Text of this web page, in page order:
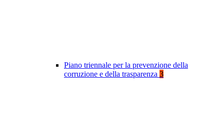
Piano triennale per la prevenzione della
corruzione e della trasparenza 3